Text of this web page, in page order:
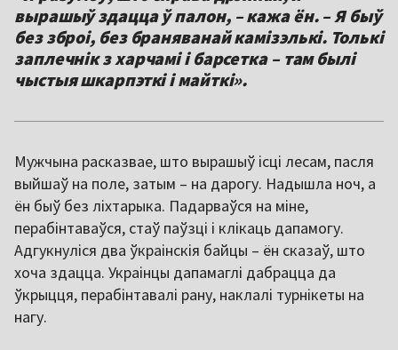
вырашыў здацца ў палон, – кажа ён. – Я быў
без зброі, без браняванай камізэлькі. Толькі
заплечнік з харчамі і барсетка – там былі
чыстыя шкарпэткі і майткі».
Мужчына расказвае, што вырашыў ісці лесам, пасля
выйшаў на поле, затым – на дарогу. Надышла ноч, а
ён быў без ліхтарыка. Падарваўся на міне,
перабінтаваўся, стаў паўзці і клікаць дапамогу.
Адгукнуліся два ўкраінскія байцы – ён сказаў, што
хоча здацца. Украінцы дапамаглі дабрацца да
ўкрыцця, перабінтавалі рану, наклалі турнікеты на
нагу.